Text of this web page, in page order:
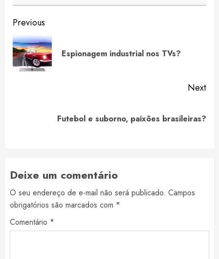
Continue
Reading
Previous
Espionagem industrial nos TVs?
Next
Futebol e suborno, paixões brasileiras?
Deixe um comentário
O seu endereço de e-mail não será publicado. Campos
obrigatórios são marcados com *
Comentário *